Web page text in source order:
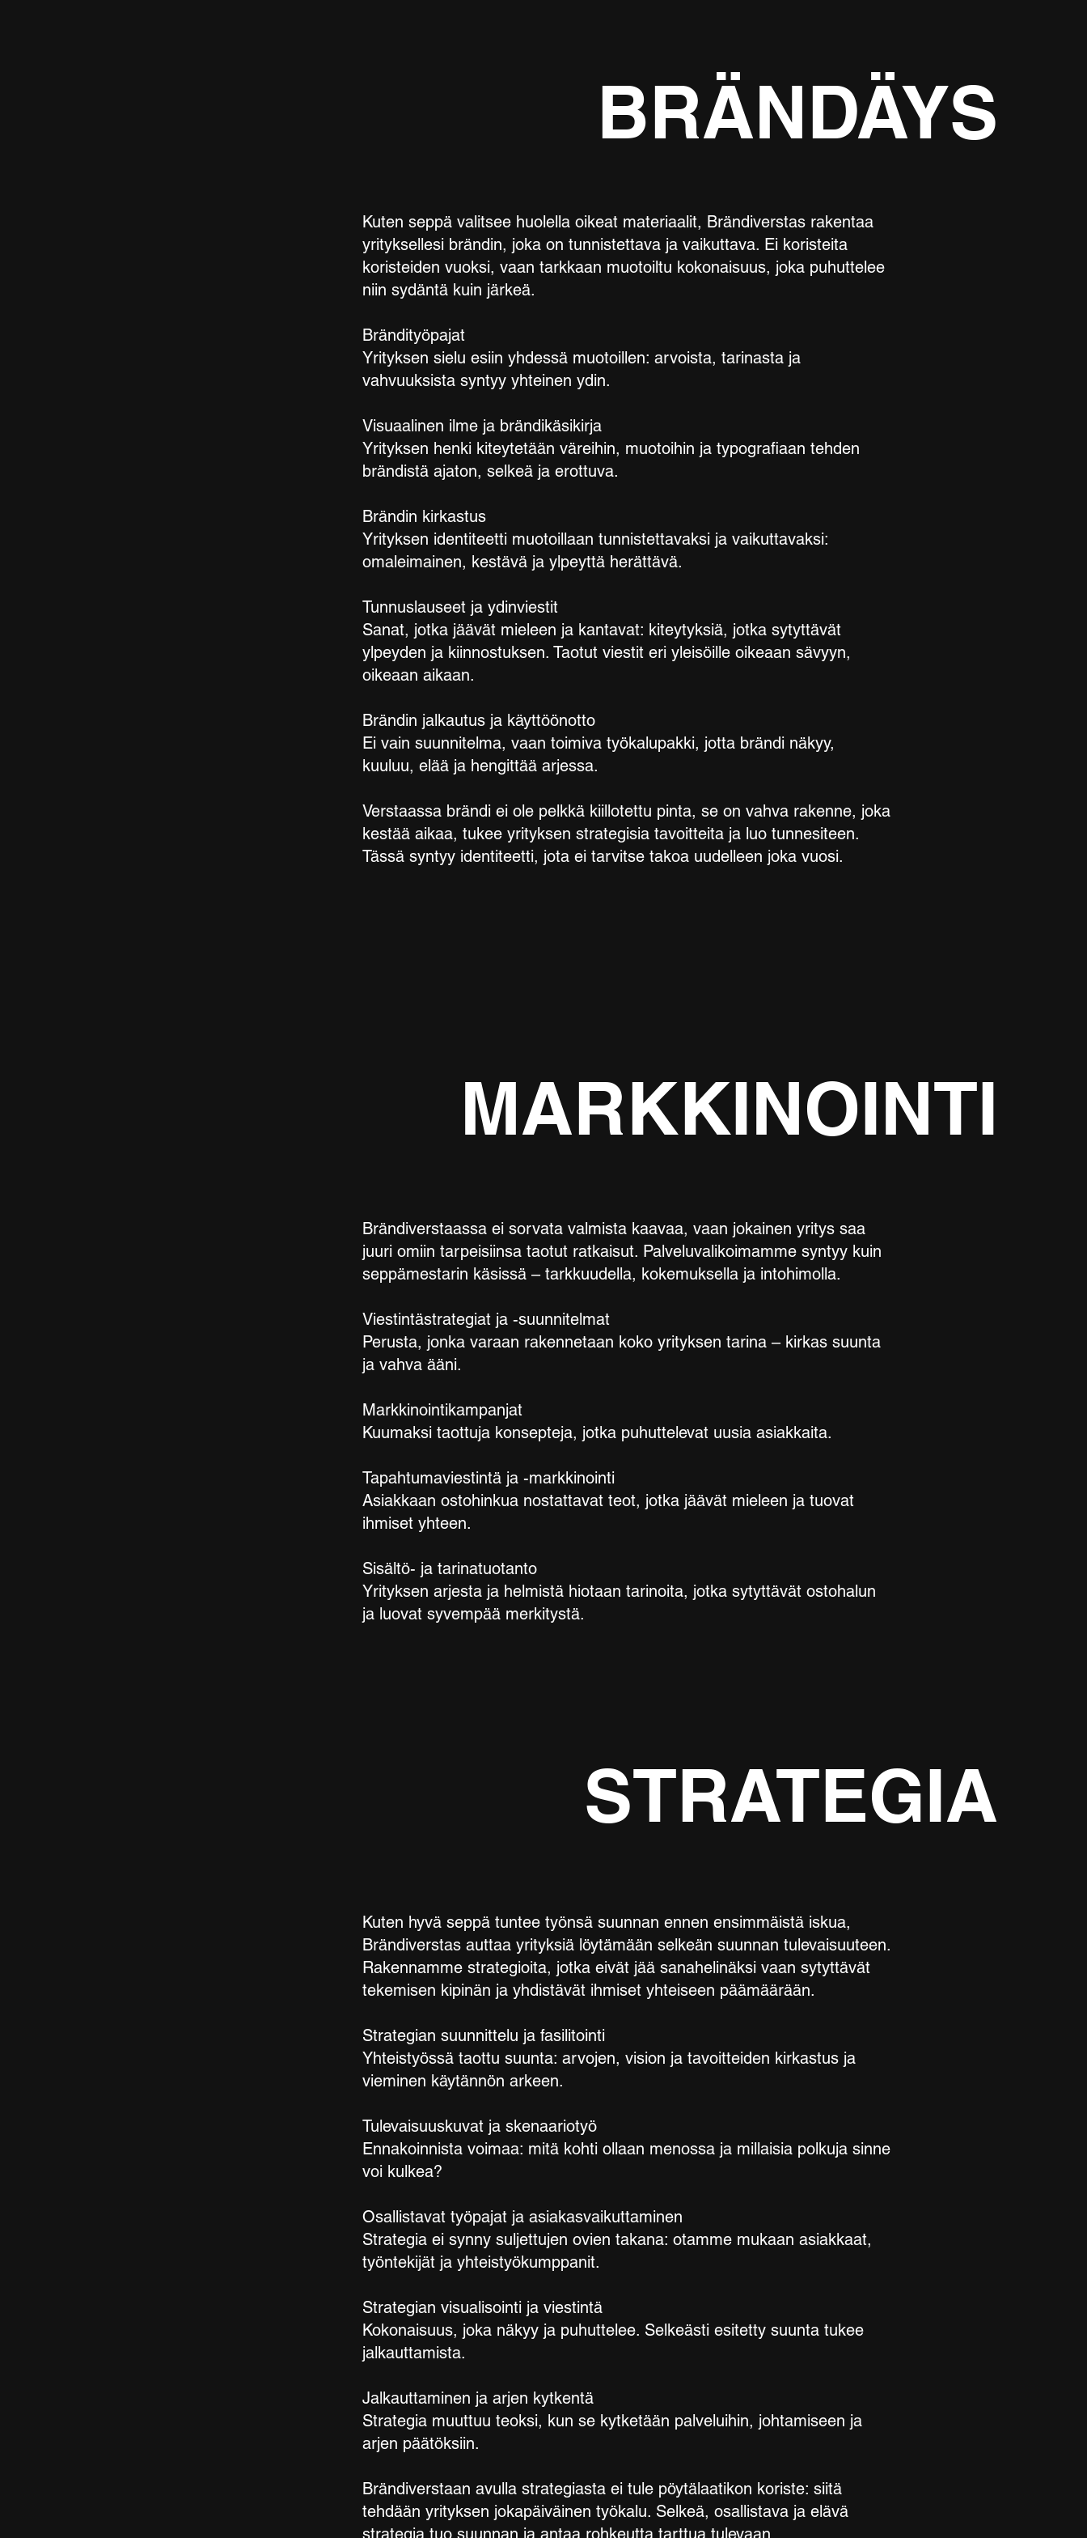
BRÄNDÄYS
Kuten seppä valitsee huolella oikeat materiaalit, Brändiverstas rakentaa
yrityksellesi brändin, joka on tunnistettava ja vaikuttava. Ei koristeita
koristeiden vuoksi, vaan tarkkaan muotoiltu kokonaisuus, joka puhuttelee
niin sydäntä kuin järkeä.
Brändityöpajat
Yrityksen sielu esiin yhdessä muotoillen: arvoista, tarinasta ja
vahvuuksista syntyy yhteinen ydin.
Visuaalinen ilme ja brändikäsikirja
Yrityksen henki kiteytetään väreihin, muotoihin ja typografiaan tehden
brändistä ajaton, selkeä ja erottuva.
Brändin kirkastus
Yrityksen identiteetti muotoillaan tunnistettavaksi ja vaikuttavaksi:
omaleimainen, kestävä ja ylpeyttä herättävä.
Tunnuslauseet ja ydinviestit
Sanat, jotka jäävät mieleen ja kantavat: kiteytyksiä, jotka sytyttävät
ylpeyden ja kiinnostuksen. Taotut viestit eri yleisöille oikeaan sävyyn,
oikeaan aikaan.
Brändin jalkautus ja käyttöönotto
Ei vain suunnitelma, vaan toimiva työkalupakki, jotta brändi näkyy,
kuuluu, elää ja hengittää arjessa.
Verstaassa brändi ei ole pelkkä kiillotettu pinta, se on vahva rakenne, joka
kestää aikaa, tukee yrityksen strategisia tavoitteita ja luo tunnesiteen.
Tässä syntyy identiteetti, jota ei tarvitse takoa uudelleen joka vuosi.
MARKKINOINTI
Brändiverstaassa ei sorvata valmista kaavaa, vaan jokainen yritys saa
juuri omiin tarpeisiinsa taotut ratkaisut. Palveluvalikoimamme syntyy kuin
seppämestarin käsissä – tarkkuudella, kokemuksella ja intohimolla.
Viestintästrategiat ja -suunnitelmat
Perusta, jonka varaan rakennetaan koko yrityksen tarina – kirkas suunta
ja vahva ääni.
Markkinointikampanjat
Kuumaksi taottuja konsepteja, jotka puhuttelevat uusia asiakkaita.
Tapahtumaviestintä ja -markkinointi
Asiakkaan ostohinkua nostattavat teot, jotka jäävät mieleen ja tuovat
ihmiset yhteen.
Sisältö- ja tarinatuotanto
Yrityksen arjesta ja helmistä hiotaan tarinoita, jotka sytyttävät ostohalun
ja luovat syvempää merkitystä.
STRATEGIA
Kuten hyvä seppä tuntee työnsä suunnan ennen ensimmäistä iskua,
Brändiverstas auttaa yrityksiä löytämään selkeän suunnan tulevaisuuteen.
Rakennamme strategioita, jotka eivät jää sanahelinäksi vaan sytyttävät
tekemisen kipinän ja yhdistävät ihmiset yhteiseen päämäärään.
Strategian suunnittelu ja fasilitointi
Yhteistyössä taottu suunta: arvojen, vision ja tavoitteiden kirkastus ja
vieminen käytännön arkeen.
Tulevaisuuskuvat ja skenaariotyö
Ennakoinnista voimaa: mitä kohti ollaan menossa ja millaisia polkuja sinne
voi kulkea?
Osallistavat työpajat ja asiakasvaikuttaminen
Strategia ei synny suljettujen ovien takana: otamme mukaan asiakkaat,
työntekijät ja yhteistyökumppanit.
Strategian visualisointi ja viestintä
Kokonaisuus, joka näkyy ja puhuttelee. Selkeästi esitetty suunta tukee
jalkauttamista.
Jalkauttaminen ja arjen kytkentä
Strategia muuttuu teoksi, kun se kytketään palveluihin, johtamiseen ja
arjen päätöksiin.
Brändiverstaan avulla strategiasta ei tule pöytälaatikon koriste: siitä
tehdään yrityksen jokapäiväinen työkalu. Selkeä, osallistava ja elävä
strategia tuo suunnan ja antaa rohkeutta tarttua tulevaan.